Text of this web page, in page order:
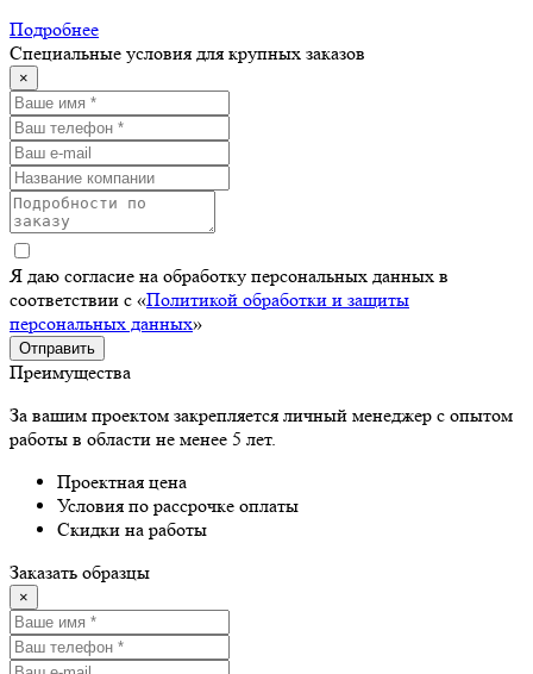
Подробнее
Специальные условия для крупных заказов
×
Я даю согласие на обработку персональных данных в
соответствии с «Политикой обработки и защиты
персональных данных»
Отправить
Преимущества
За вашим проектом закрепляется личный менеджер с опытом
работы в области не менее 5 лет.
Проектная цена
Условия по рассрочке оплаты
Скидки на работы
Заказать образцы
×